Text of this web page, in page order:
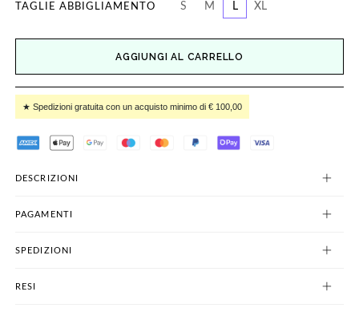
TAGLIE ABBIGLIAMENTO S M L XL
AGGIUNGI AL CARRELLO
★ Spedizioni gratuita con un acquisto minimo di € 100,00
DESCRIZIONI
PAGAMENTI
SPEDIZIONI
RESI